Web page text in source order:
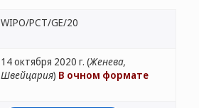
WIPO/PCT/GE/20
14 октября 2020 г. (Женева,
Швейцария) В очном формате